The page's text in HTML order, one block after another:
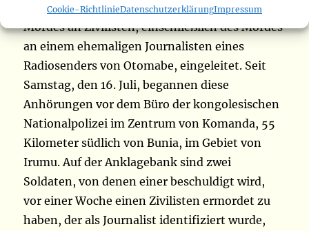
Cookie-RichtlinieDatenschutzerklärungImpressum
Phase der Plädoyers und Anklage im Fall des
Mordes an Zivilisten, einschließlich des Mordes
an einem ehemaligen Journalisten eines
Radiosenders von Otomabe, eingeleitet. Seit
Samstag, den 16. Juli, begannen diese
Anhörungen vor dem Büro der kongolesischen
Nationalpolizei im Zentrum von Komanda, 55
Kilometer südlich von Bunia, im Gebiet von
Irumu. Auf der Anklagebank sind zwei
Soldaten, von denen einer beschuldigt wird,
vor einer Woche einen Zivilisten ermordet zu
haben, der als Journalist identifiziert wurde,